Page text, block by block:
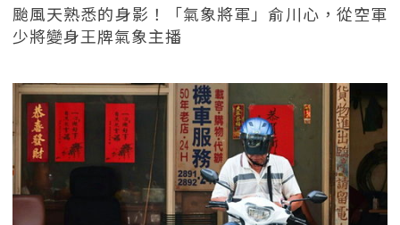
颱風天熟悉的身影！「氣象將軍」俞川心，從空軍
少將變身王牌氣象主播